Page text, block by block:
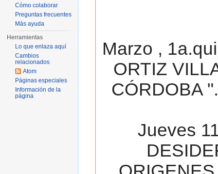
Marzo ,
ORTIZ
CÓRDOBA
Jueves
Cómo colaborar
Preguntas frecuentes
Más ayuda
Herramientas
Lo que enlaza aquí
Cambios
relacionados
Atom
Páginas especiales
Información de la
página